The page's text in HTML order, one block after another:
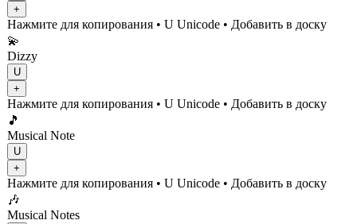
+
Нажмите для копирования • U Unicode • Добавить в доску
💫
Dizzy
U
+
Нажмите для копирования • U Unicode • Добавить в доску
🎵
Musical Note
U
+
Нажмите для копирования • U Unicode • Добавить в доску
🎶
Musical Notes